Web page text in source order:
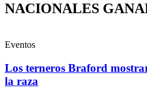
NACIONALES
Eventos
Los terneros Braford
la raza